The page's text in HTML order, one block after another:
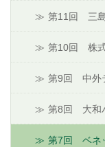
第11回 三
第10回 株
第9回 中外
第8回 大和
第7回 ベネ